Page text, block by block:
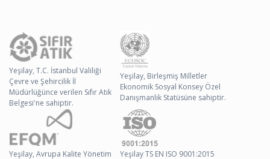
Yeşilay, T.C. İstanbul Valiliği
Çevre ve Şehircilik İl
Müdürlüğünce verilen Sıfır Atık
Belgesi'ne sahiptir.
Yeşilay, Birleşmiş Milletler
Ekonomik Sosyal Konsey Özel
Danışmanlık Statüsüne sahiptir.
Yeşilay, Avrupa Kalite Yönetim Yeşilay TS EN ISO 9001:2015